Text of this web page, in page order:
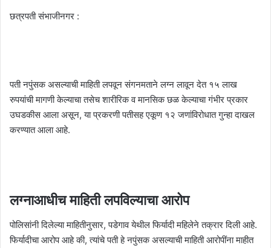
छत्रपती संभाजीनगर :
पती नपुंसक असल्याची माहिती लपवून संगनमताने लग्न लावून देत १५ लाख
रुपयांची मागणी केल्याचा तसेच शारीरिक व मानसिक छळ केल्याचा गंभीर प्रकार
उघडकीस आला असून, या प्रकरणी पतीसह एकूण १२ जणांविरोधात गुन्हा दाखल
करण्यात आला आहे.
लग्नाआधीच माहिती लपविल्याचा आरोप
पोलिसांनी दिलेल्या माहितीनुसार, पडेगाव येथील फिर्यादी महिलेने तक्रार दिली आहे.
फिर्यादीचा आरोप आहे की, त्यांचे पती हे नपुंसक असल्याची माहिती आरोपींना माहीत